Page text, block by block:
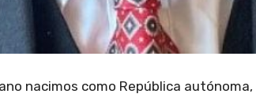
nacimos como República autónoma,